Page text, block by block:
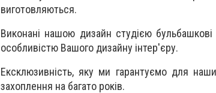
виготовляються.
Виконані нашою дизайн студією
особливістю Вашого дизайну інтер'єру.
Ексклюзивність, яку ми гарантуємо для
захоплення на багато років.